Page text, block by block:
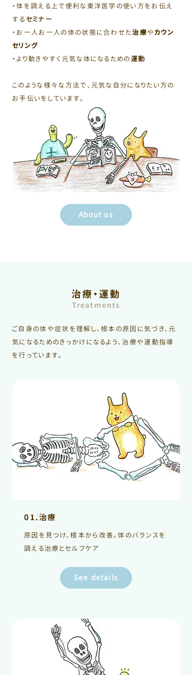
・体を調える上で便利な東洋医学の使い方をお伝え
するセミナー
・お一人お一人の体の状態に合わせた治療やカウン
セリング
・より動きやすく元気な体になるための運動
このような様々な方法で、元気な自分になりたい方の
お手伝いをしています。
About us
治療・運動
Treatments
ご自身の体や症状を理解し、根本の原因に気づき、元
気になるためのきっかけになるよう、治療や運動指導
を行っています。
01.治療
原因を見つけ、根本から改善。体のバランスを
調える治療とセルフケア
See details